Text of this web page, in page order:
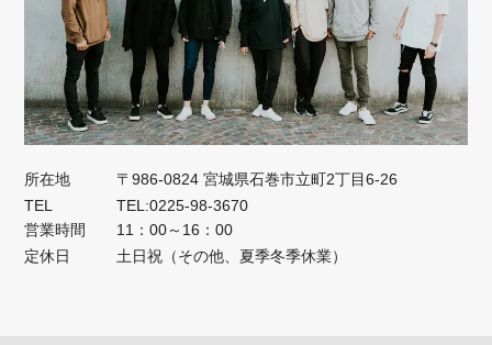
所在地
〒986-0824 宮城県石巻市立町2丁目6-26
TEL
TEL:0225-98-3670
営業時間
11：00～16：00
定休日
土日祝（その他、夏季冬季休業）